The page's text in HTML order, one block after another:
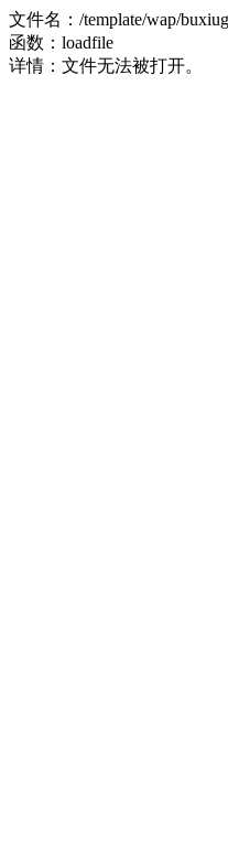
文件名：/template/wap/
函数：loadfile
详情：文件无法被打开。